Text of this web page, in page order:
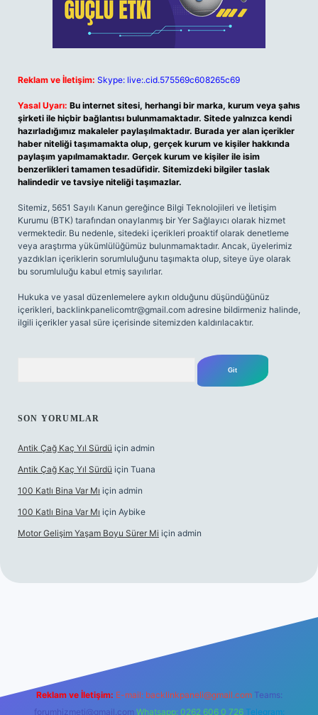
Reklam ve İletişim: Skype: live:.cid.575569c608265c69
Yasal Uyarı: Bu internet sitesi, herhangi bir marka, kurum veya şahıs
şirketi ile hiçbir bağlantısı bulunmamaktadır. Sitede yalnızca kendi
hazırladığımız makaleler paylaşılmaktadır. Burada yer alan içerikler
haber niteliği taşımamakta olup, gerçek kurum ve kişiler hakkında
paylaşım yapılmamaktadır. Gerçek kurum ve kişiler ile isim
benzerlikleri tamamen tesadüfidir. Sitemizdeki bilgiler taslak
halindedir ve tavsiye niteliği taşımazlar.
Sitemiz, 5651 Sayılı Kanun gereğince Bilgi Teknolojileri ve İletişim
Kurumu (BTK) tarafından onaylanmış bir Yer Sağlayıcı olarak hizmet
vermektedir. Bu nedenle, sitedeki içerikleri proaktif olarak denetleme
veya araştırma yükümlülüğümüz bulunmamaktadır. Ancak, üyelerimiz
yazdıkları içeriklerin sorumluluğunu taşımakta olup, siteye üye olarak
bu sorumluluğu kabul etmiş sayılırlar.
Hukuka ve yasal düzenlemelere aykırı olduğunu düşündüğünüz
içerikleri, backlinkpanelicomtr@gmail.com adresine bildirmeniz halinde,
ilgili içerikler yasal süre içerisinde sitemizden kaldırılacaktır.
SON YORUMLAR
Antik Çağ Kaç Yıl Sürdü için admin
Antik Çağ Kaç Yıl Sürdü için Tuana
100 Katlı Bina Var Mı için admin
100 Katlı Bina Var Mı için Aybike
Motor Gelişim Yaşam Boyu Sürer Mi için admin
Reklam ve İletişim: E-mail: backlinkpaneli@gmail.com Teams:
forumhizmeti@gmail.com Whatsapp: 0262 606 0 726 Telegram: